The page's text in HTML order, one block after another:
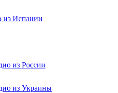
из Испании
из России
из Украины